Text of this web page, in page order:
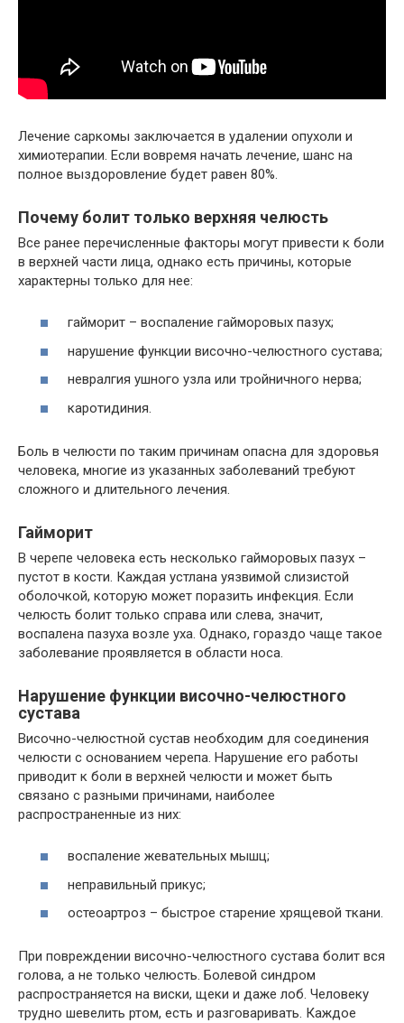
Лечение саркомы заключается в удалении опухоли и
химиотерапии. Если вовремя начать лечение, шанс на
полное выздоровление будет равен 80%.
Почему болит только верхняя челюсть
Все ранее перечисленные факторы могут привести к боли
в верхней части лица, однако есть причины, которые
характерны только для нее:
гайморит – воспаление гайморовых пазух;
нарушение функции височно-челюстного сустава;
невралгия ушного узла или тройничного нерва;
каротидиния.
Боль в челюсти по таким причинам опасна для здоровья
человека, многие из указанных заболеваний требуют
сложного и длительного лечения.
Гайморит
В черепе человека есть несколько гайморовых пазух –
пустот в кости. Каждая устлана уязвимой слизистой
оболочкой, которую может поразить инфекция. Если
челюсть болит только справа или слева, значит,
воспалена пазуха возле уха. Однако, гораздо чаще такое
заболевание проявляется в области носа.
Нарушение функции височно-челюстного
сустава
Височно-челюстной сустав необходим для соединения
челюсти с основанием черепа. Нарушение его работы
приводит к боли в верхней челюсти и может быть
связано с разными причинами, наиболее
распространенные из них:
воспаление жевательных мышц;
неправильный прикус;
остеоартроз – быстрое старение хрящевой ткани.
При повреждении височно-челюстного сустава болит вся
голова, а не только челюсть. Болевой синдром
распространяется на виски, щеки и даже лоб. Человеку
трудно шевелить ртом, есть и разговаривать. Каждое